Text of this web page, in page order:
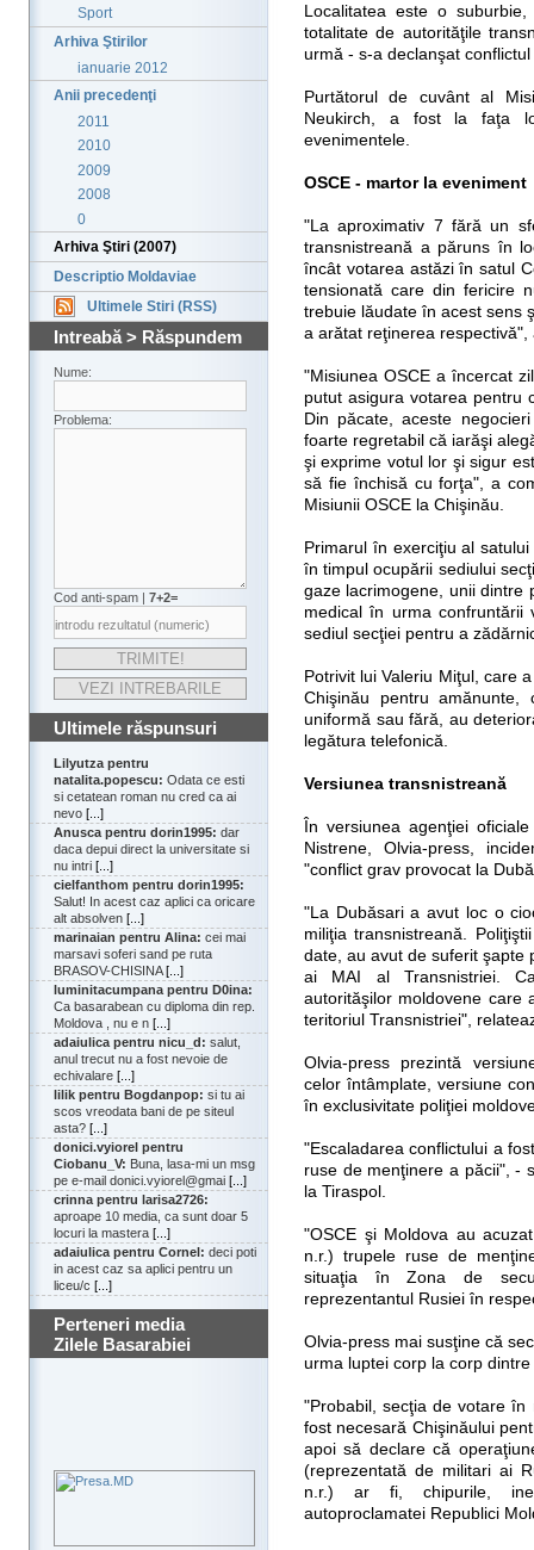
Sport
Arhiva Ştirilor
ianuarie 2012
Anii precedenţi
2011
2010
2009
2008
0
Arhiva Ştiri (2007)
Descriptio Moldaviae
Ultimele Stiri (RSS)
Intreabă > Răspundem
Nume:
Problema:
Cod anti-spam | 7+2=
Ultimele răspunsuri
Lilyutza pentru
natalita.popescu: Odata ce esti
si cetatean roman nu cred ca ai
nevo [...]
Anusca pentru dorin1995: dar
daca depui direct la universitate si
nu intri [...]
cielfanthom pentru dorin1995:
Salut! In acest caz aplici ca oricare
alt absolven [...]
marinaian pentru Alina: cei mai
marsavi soferi sand pe ruta
BRASOV-CHISINA[...]
luminitacumpana pentru D0ina:
Ca basarabean cu diploma din rep.
Moldova , nu e n [...]
adaiulica pentru nicu_d: salut,
anul trecut nu a fost nevoie de
echivalare [...]
lilik pentru Bogdanpop: si tu ai
scos vreodata bani de pe siteul
asta? [...]
donici.vyiorel pentru
Ciobanu_V: Buna, lasa-mi un msg
pe e-mail donici.vyiorel@gmai [...]
crinna pentru larisa2726:
aproape 10 media, ca sunt doar 5
locuri la mastera [...]
adaiulica pentru Cornel: deci poti
in acest caz sa aplici pentru un
liceu/c [...]
Perteneri media
Zilele Basarabiei
Localitatea este o
totalitate de autorităţile
urmă - s-a declanşat
Purtătorul de cuvânt al
Neukirch, a fost la faţa
evenimentele.
OSCE - martor la eveniment
"La aproximativ 7 fără un
transnistreană a păruns în
încât votarea astăzi în satul
tensionată care din fericire
trebuie lăudate în acest sens
a arătat reţinerea respectivă",
"Misiunea OSCE a încercat
putut asigura votarea pentru
Din păcate, aceste
foarte regretabil că iarăşi
şi exprime votul lor şi sigur
să fie închisă cu forţa", a
Misiunii OSCE la Chişinău.
Primarul în exerciţiu al
în timpul ocupării sediului
gaze lacrimogene, unii dintre
medical în urma
sediul secţiei pentru a
Potrivit lui Valeriu Miţul, care
Chişinău pentru
uniformă sau fără, au
legătura telefonică.
Versiunea transnistreană
În versiunea agenţiei
Nistrene, Olvia-press,
"conflict grav provocat la
"La Dubăsari a avut loc o
miliţia transnistreană.
date, au avut de suferit şapte
ai MAI al Transnistriei.
autorităşilor moldovene care
teritoriul Transnistriei",
Olvia-press prezintă
celor întâmplate, versiune
în exclusivitate poliţiei
"Escaladarea conflictului a
ruse de menţinere a păcii", -
la Tiraspol.
"OSCE şi Moldova au
n.r.) trupele ruse de
situaţia în Zona de
reprezentantul Rusiei în
Olvia-press mai susţine că
urma luptei corp la corp
"Probabil, secţia de votare în
fost necesară Chişinăului
apoi să declare că
(reprezentată de militari ai
n.r.) ar fi, chipurile,
autoproclamatei Republici